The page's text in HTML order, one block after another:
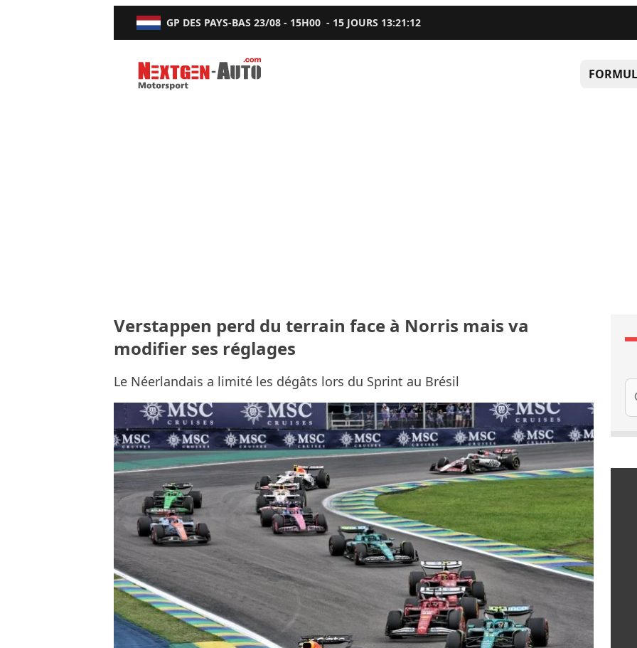
GP DES PAYS-BAS 23/08 - 15H00 - 15 JOURS 13:21:11
Nextgen-Auto.com
Verstappen perd du terrain face à Norris mais va
modifier ses réglages
Le Néerlandais a limité les dégâts lors du Sprint au Brésil